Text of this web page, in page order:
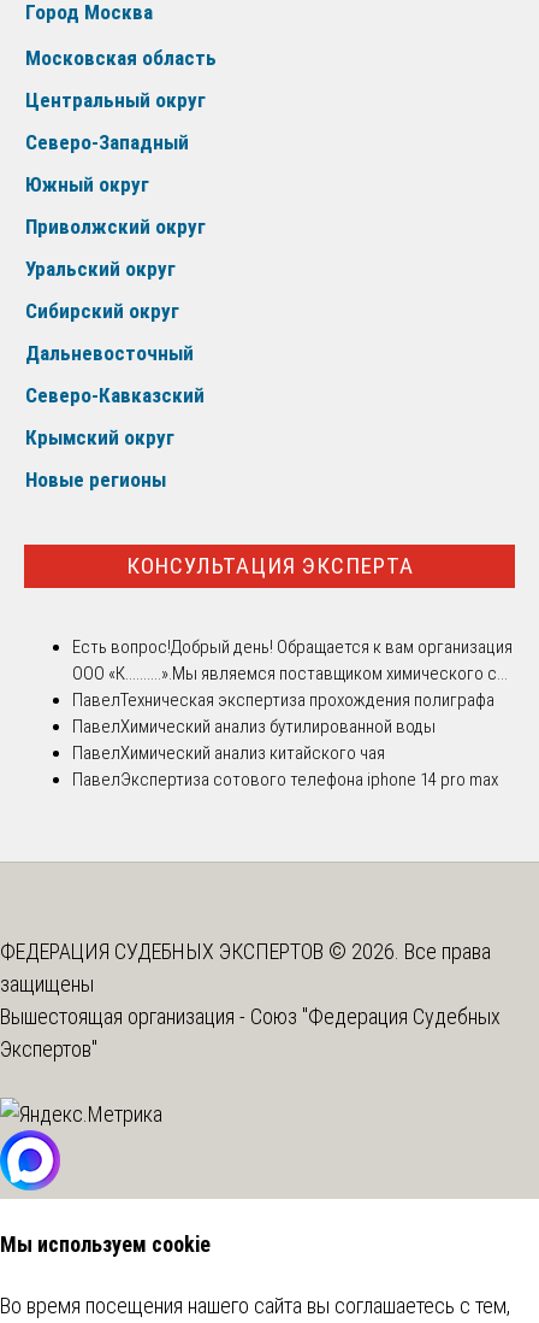
Город Москва
Московская область
Центральный округ
Северо-Западный
Южный округ
Приволжский округ
Уральский округ
Сибирский округ
Дальневосточный
Северо-Кавказский
Крымский округ
Новые регионы
КОНСУЛЬТАЦИЯ ЭКСПЕРТА
Есть вопрос!Добрый день! Обращается к вам организация
ООО «К..........».Мы являемся поставщиком химического с...
ПавелТехническая экспертиза прохождения полиграфа
ПавелХимический анализ бутилированной воды
ПавелХимический анализ китайского чая
ПавелЭкспертиза сотового телефона iphone 14 pro max
ФЕДЕРАЦИЯ СУДЕБНЫХ ЭКСПЕРТОВ © 2026. Все права
защищены
Вышестоящая организация - Союз "Федерация Судебных
Экспертов"
Мы используем cookie
Во время посещения нашего сайта вы соглашаетесь с тем,